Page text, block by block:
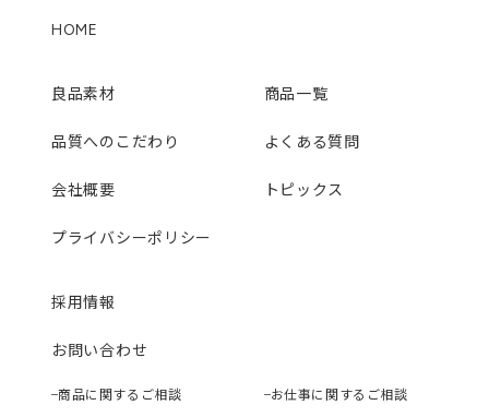
HOME
良品素材 商品一覧
品質へのこだわり よくある質問
会社概要 トピックス
プライバシーポリシー
採用情報
お問い合わせ
商品に関するご相談 お仕事に関するご相談